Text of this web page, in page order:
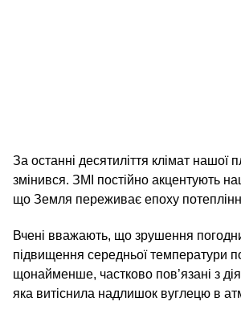
За останні десятиліття клімат нашої
змінився. ЗМІ постійно акцентують
що Земля переживає епоху
Вчені вважають, що зрушення
підвищення середньої температури
щонайменше, частково пов’язані з
яка витіснила надлишок вуглецю в